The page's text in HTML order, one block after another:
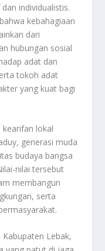
individualistis.
kebahagiaan
dari
hubungan sosial
adat dan
tokoh adat
yang kuat bagi
kearifan lokal
generasi muda
budaya bangsa
nilai tersebut
membangun
serta
Lebak,